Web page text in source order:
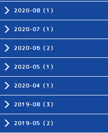
2020-08（1）
2020-07（1）
2020-06（2）
2020-05（1）
2020-04（1）
2019-08（3）
2019-05（2）